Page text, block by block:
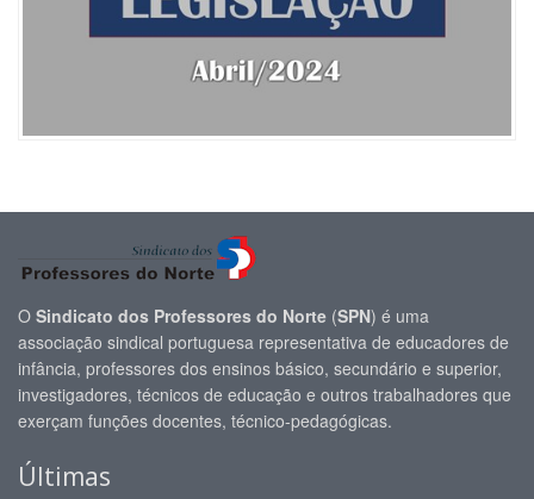
O Sindicato dos Professores do Norte (SPN) é uma
associação sindical portuguesa representativa de educadores de
infância, professores dos ensinos básico, secundário e superior,
investigadores, técnicos de educação e outros trabalhadores que
exerçam funções docentes, técnico-pedagógicas.
Últimas